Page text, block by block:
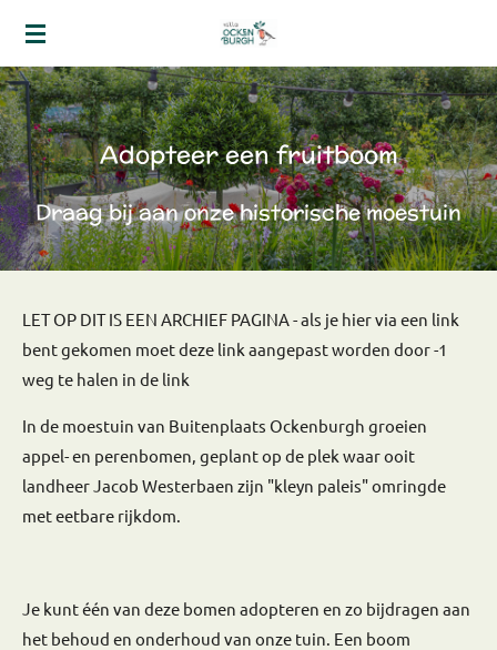
Ga
naar
de
hoofdinhoudAdopteer een fruitboom
Draag bij aan onze historische moestuin
LET OP DIT IS EEN ARCHIEF PAGINA - als je hier via een link
bent gekomen moet deze link aangepast worden door -1
weg te halen in de link
In de moestuin van Buitenplaats Ockenburgh groeien
appel- en perenbomen, geplant op de plek waar ooit
landheer Jacob Westerbaen zijn "kleyn paleis" omringde
met eetbare rijkdom.
Je kunt één van deze bomen adopteren en zo bijdragen aan
het behoud en onderhoud van onze tuin. Een boom